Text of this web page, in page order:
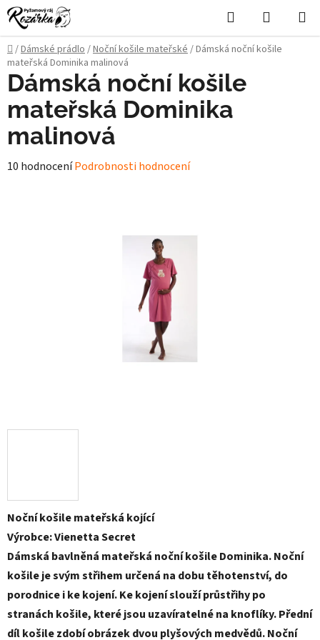
Přejít
na
obsah
Hledat
KOŠÍK
Domů
/Dámské prádlo/Noční košile mateřské/Dámská noční košile
mateřská Dominika malinová
Noční košile mateřská kojící
Výrobce: Vienetta Secret
Dámská bavlněná mateřská noční košile Dominika. Noční
košile je svým střihem určená na dobu těhotenství, do
porodnice i ke kojení. Ke kojení slouží průstřihy po
stranách košile, které jsou uzavíratelné na knoflíky. Přední
díl košile zdobí obrázek dvou plyšových medvědů. Noční
Dámská noční košile
mateřská Dominika
malinová
Průměrné
10 hodnoceníPodrobnosti hodnocení